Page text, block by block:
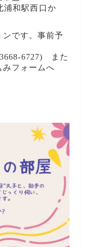
和駅西口か
です。事前予
6727) また
フォームへ